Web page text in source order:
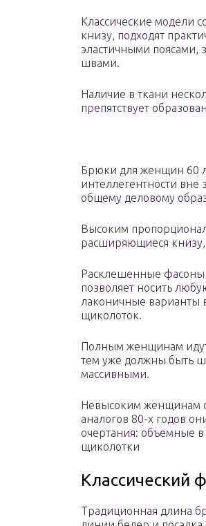
Классические модели
книзу, подходят
эластичными поясами,
швами.
Наличие в ткани
препятствует
Брюки для женщин 60
интеллегентности вне
общему деловому
Высоким
расширяющиеся
Расклешенные фасоны
позволяет носить
лаконичные варианты
щиколоток.
Полным женщинам
тем уже должны быть
массивными.
Невысоким женщинам
аналогов 80-х годов
очертания: объемные в
щиколотки
Классический
Традиционная длина